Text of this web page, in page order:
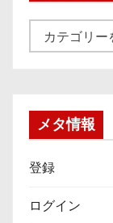
テ
メタ情報
登録
ログイン